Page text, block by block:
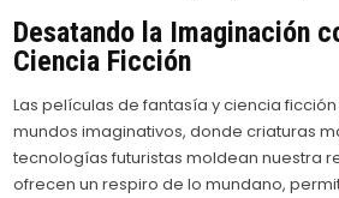
Desatando la Imaginación
Ciencia Ficción
Las películas de fantasía y ciencia
mundos imaginativos, donde criaturas
tecnologías futuristas moldean nuestra
ofrecen un respiro de lo mundano,